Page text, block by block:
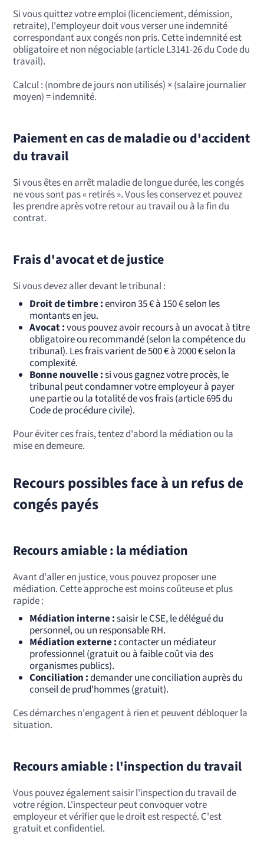
Si vous quittez votre emploi (licenciement, démission,
retraite), l'employeur doit vous verser une indemnité
correspondant aux congés non pris. Cette indemnité est
obligatoire et non négociable (article L3141-26 du Code du
travail).
Calcul : (nombre de jours non utilisés) × (salaire journalier
moyen) = indemnité.
Paiement en cas de maladie ou d'accident
du travail
Si vous êtes en arrêt maladie de longue durée, les congés
ne vous sont pas « retirés ». Vous les conservez et pouvez
les prendre après votre retour au travail ou à la fin du
contrat.
Frais d'avocat et de justice
Si vous devez aller devant le tribunal :
Droit de timbre :environ 35 € à 150 € selon les
montants en jeu.
Avocat :vous pouvez avoir recours à un avocat à titre
obligatoire ou recommandé (selon la compétence du
tribunal). Les frais varient de 500 € à 2000 € selon la
complexité.
Bonne nouvelle :si vous gagnez votre procès, le
tribunal peut condamner votre employeur à payer
une partie ou la totalité de vos frais (article 695 du
Code de procédure civile).
Pour éviter ces frais, tentez d'abord la médiation ou la
mise en demeure.
Recours possibles face à un refus de
congés payés
Recours amiable : la médiation
Avant d'aller en justice, vous pouvez proposer une
médiation. Cette approche est moins coûteuse et plus
rapide :
Médiation interne :saisir le CSE, le délégué du
personnel, ou un responsable RH.
Médiation externe :contacter un médiateur
professionnel (gratuit ou à faible coût via des
organismes publics).
Conciliation :demander une conciliation auprès du
conseil de prud'hommes (gratuit).
Ces démarches n'engagent à rien et peuvent débloquer la
situation.
Recours amiable : l'inspection du travail
Vous pouvez également saisir l'inspection du travail de
votre région. L'inspecteur peut convoquer votre
employeur et vérifier que le droit est respecté. C'est
gratuit et confidentiel.